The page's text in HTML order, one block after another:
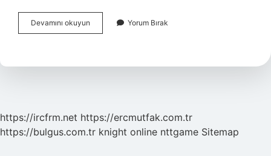
Devamını okuyun
Ne
Yorum Bırak
https://ircfrm.net https://ercmutfak.com.tr
https://bulgus.com.tr knight online nttgame Sitemap